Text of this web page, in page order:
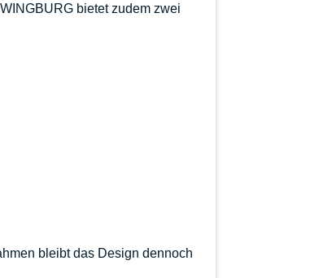
bietet zudem zwei
bleibt das Design dennoch